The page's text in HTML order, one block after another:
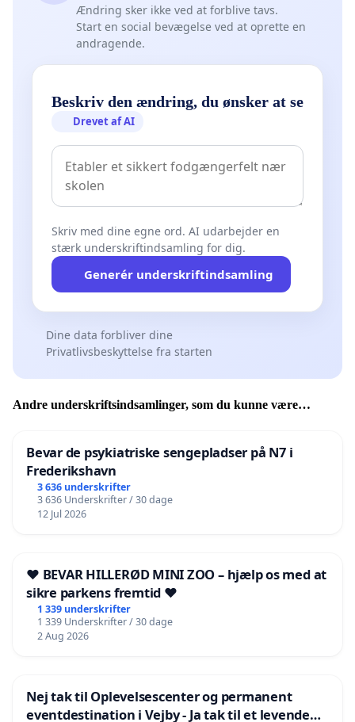
Ændring sker ikke ved at forblive tavs.
Start en social bevægelse ved at oprette en
andragende.
Beskriv den ændring, du ønsker at se
Drevet af AI
Skriv med dine egne ord. AI udarbejder en
stærk underskriftindsamling for dig.
Generér underskriftindsamling
Dine data forbliver dine
Privatlivsbeskyttelse fra starten
Andre underskriftsindsamlinger, som du kunne være
Bevar de psykiatriske sengepladser på N7 i
Frederikshavn
3 636 underskrifter
3 636 Underskrifter / 30 dage
12 Jul 2026
❤️ BEVAR HILLERØD MINI ZOO – hjælp os med at
sikre parkens fremtid ❤️
1 339 underskrifter
1 339 Underskrifter / 30 dage
2 Aug 2026
Nej tak til Oplevelsescenter og permanent
eventdestination i Vejby - Ja tak til et levende